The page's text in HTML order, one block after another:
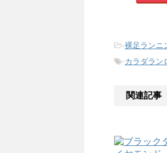
-裸足ランニ
-カラダラン
関連記事